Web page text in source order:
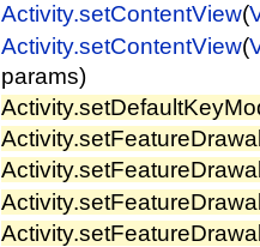
Activity.setContentView(
Activity.setContentView(
params)